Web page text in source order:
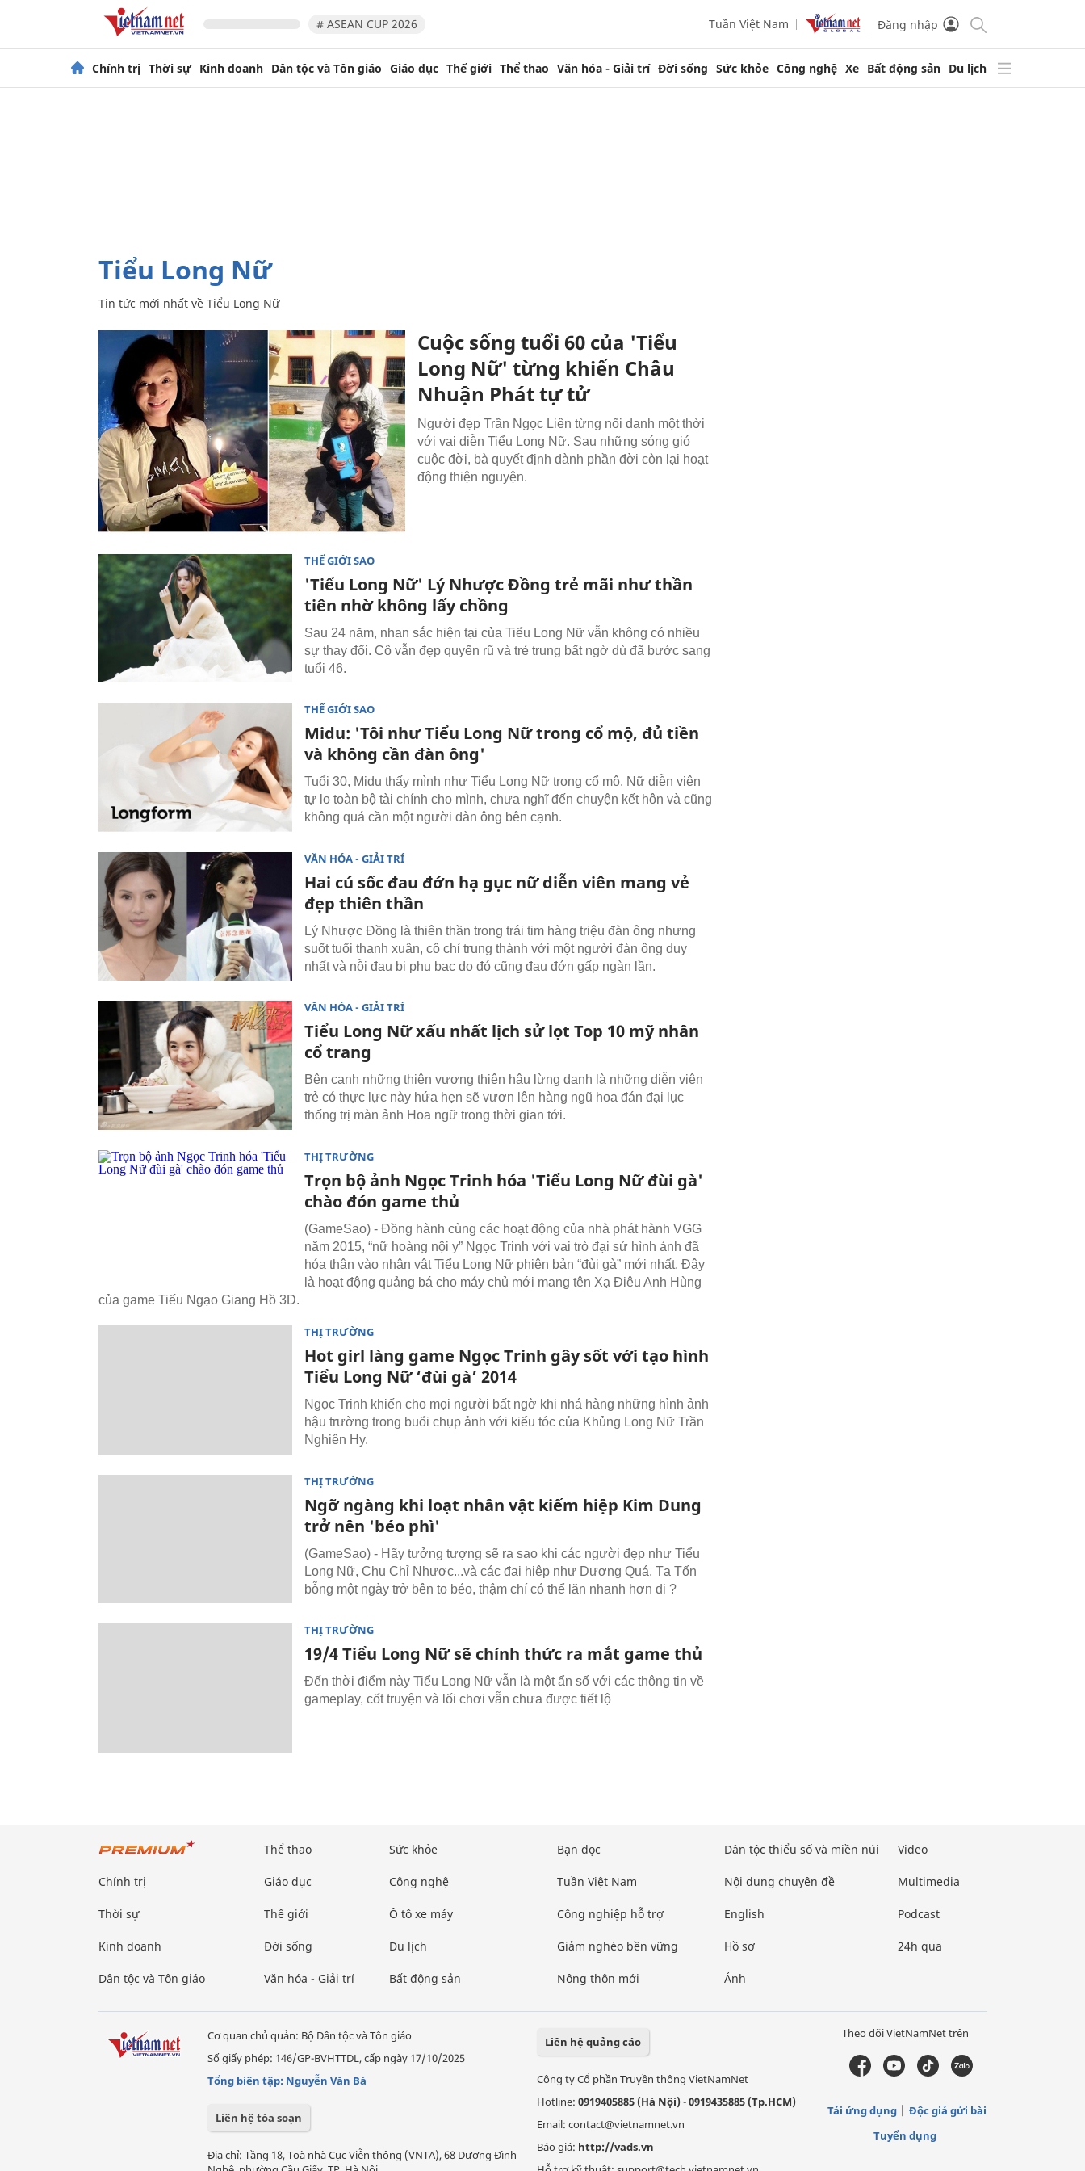
# ASEAN CUP 2026 Tuần Việt Nam Đăng nhập
Chính trị Thời sự Kinh doanh Dân tộc và Tôn giáo Giáo dục Thế giới Thể thao Văn hóa - Giải trí Đời sống Sức khỏe Công nghệ Xe Bất động sản Du lịch
Tiểu Long Nữ
Tin tức mới nhất về Tiểu Long Nữ
Cuộc sống tuổi 60 của 'Tiểu
Long Nữ' từng khiến Châu
Nhuận Phát tự tử
Người đẹp Trần Ngọc Liên từng nổi danh một thời
với vai diễn Tiểu Long Nữ. Sau những sóng gió
cuộc đời, bà quyết định dành phần đời còn lại hoạt
động thiện nguyện.
THẾ GIỚI SAO
'Tiểu Long Nữ' Lý Nhược Đồng trẻ mãi như thần
tiên nhờ không lấy chồng
Sau 24 năm, nhan sắc hiện tại của Tiểu Long Nữ vẫn không có nhiều
sự thay đổi. Cô vẫn đẹp quyến rũ và trẻ trung bất ngờ dù đã bước sang
tuổi 46.
THẾ GIỚI SAO
Midu: 'Tôi như Tiểu Long Nữ trong cổ mộ, đủ tiền
và không cần đàn ông'
Tuổi 30, Midu thấy mình như Tiểu Long Nữ trong cổ mộ. Nữ diễn viên
tự lo toàn bộ tài chính cho mình, chưa nghĩ đến chuyện kết hôn và cũng
không quá cần một người đàn ông bên cạnh.
VĂN HÓA - GIẢI TRÍ
Hai cú sốc đau đớn hạ gục nữ diễn viên mang vẻ
đẹp thiên thần
Lý Nhược Đồng là thiên thần trong trái tim hàng triệu đàn ông nhưng
suốt tuổi thanh xuân, cô chỉ trung thành với một người đàn ông duy
nhất và nỗi đau bị phụ bạc do đó cũng đau đớn gấp ngàn lần.
VĂN HÓA - GIẢI TRÍ
Tiểu Long Nữ xấu nhất lịch sử lọt Top 10 mỹ nhân
cổ trang
Bên cạnh những thiên vương thiên hậu lừng danh là những diễn viên
trẻ có thực lực này hứa hẹn sẽ vươn lên hàng ngũ hoa đán đại lục
thống trị màn ảnh Hoa ngữ trong thời gian tới.
THỊ TRƯỜNG
Trọn bộ ảnh Ngọc Trinh hóa 'Tiểu Long Nữ đùi gà'
chào đón game thủ
(GameSao) - Đồng hành cùng các hoạt động của nhà phát hành VGG
năm 2015, “nữ hoàng nội y” Ngọc Trinh với vai trò đại sứ hình ảnh đã
hóa thân vào nhân vật Tiểu Long Nữ phiên bản “đùi gà” mới nhất. Đây
là hoạt động quảng bá cho máy chủ mới mang tên Xạ Điêu Anh Hùng
của game Tiếu Ngạo Giang Hồ 3D.
THỊ TRƯỜNG
Hot girl làng game Ngọc Trinh gây sốt với tạo hình
Tiểu Long Nữ ‘đùi gà’ 2014
Ngọc Trinh khiến cho mọi người bất ngờ khi nhá hàng những hình ảnh
hậu trường trong buổi chụp ảnh với kiểu tóc của Khủng Long Nữ Trần
Nghiên Hy.
THỊ TRƯỜNG
Ngỡ ngàng khi loạt nhân vật kiếm hiệp Kim Dung
trở nên 'béo phì'
(GameSao) - Hãy tưởng tượng sẽ ra sao khi các người đẹp như Tiểu
Long Nữ, Chu Chỉ Nhược...và các đại hiệp như Dương Quá, Tạ Tốn
bỗng một ngày trở bên to béo, thậm chí có thể lăn nhanh hơn đi ?
THỊ TRƯỜNG
19/4 Tiểu Long Nữ sẽ chính thức ra mắt game thủ
Đến thời điểm này Tiểu Long Nữ vẫn là một ẩn số với các thông tin về
gameplay, cốt truyện và lối chơi vẫn chưa được tiết lộ
Chính trị
Thời sự
Kinh doanh
Dân tộc và Tôn giáo
Thể thao
Giáo dục
Thế giới
Đời sống
Văn hóa - Giải trí
Sức khỏe
Công nghệ
Ô tô xe máy
Du lịch
Bất động sản
Bạn đọc
Tuần Việt Nam
Công nghiệp hỗ trợ
Giảm nghèo bền vững
Nông thôn mới
Dân tộc thiểu số và miền núi
Nội dung chuyên đề
English
Hồ sơ
Ảnh
Video
Multimedia
Podcast
24h qua
Cơ quan chủ quản: Bộ Dân tộc và Tôn giáo
Số giấy phép: 146/GP-BVHTTDL, cấp ngày 17/10/2025
Tổng biên tập: Nguyễn Văn Bá
Liên hệ tòa soạn
Địa chỉ: Tầng 18, Toà nhà Cục Viễn thông (VNTA), 68 Dương Đình
Liên hệ quảng cáo
Công ty Cổ phần Truyền thông VietNamNet
Hotline: 0919405885 (Hà Nội)-0919435885 (Tp.HCM)
Email: contact@vietnamnet.vn
Báo giá: http://vads.vn
Theo dõi VietNamNet trên
Tải ứng dụng
Độc giả gửi bài
Tuyển dụng